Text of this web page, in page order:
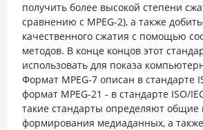
получить более высокой степени
сравнению с MPEG-2), а также
качественного сжатия с помощью
методов. В конце концов этот
использовать для показа
Формат MPEG-7 описан в стандарте
формат MPEG-21 - в стандарте ISO/
такие стандарты определяют
формирования медиаданных, а также